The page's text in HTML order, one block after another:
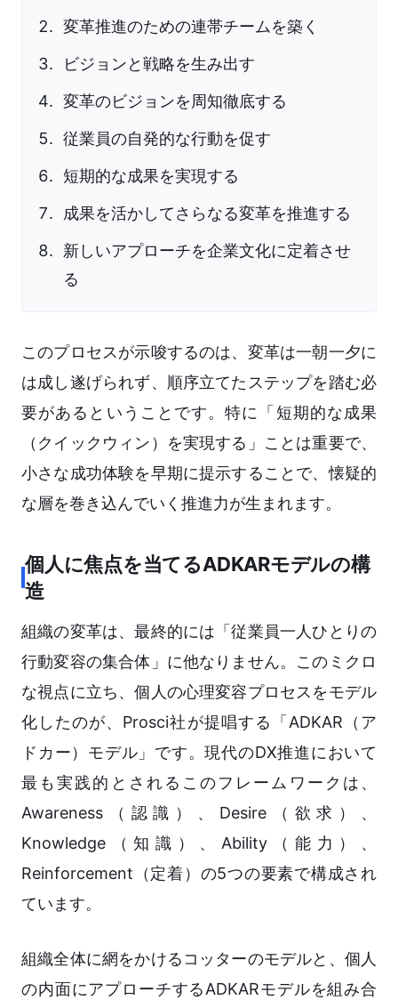
変革推進のための連帯チームを築く
ビジョンと戦略を生み出す
変革のビジョンを周知徹底する
従業員の自発的な行動を促す
短期的な成果を実現する
成果を活かしてさらなる変革を推進する
新しいアプローチを企業文化に定着させ
る
このプロセスが示唆するのは、変革は一朝一夕に
は成し遂げられず、順序立てたステップを踏む必
要があるということです。特に「短期的な成果
（クイックウィン）を実現する」ことは重要で、
小さな成功体験を早期に提示することで、懐疑的
な層を巻き込んでいく推進力が生まれます。
個人に焦点を当てるADKARモデルの構
造
組織の変革は、最終的には「従業員一人ひとりの
行動変容の集合体」に他なりません。このミクロ
な視点に立ち、個人の心理変容プロセスをモデル
化したのが、Prosci社が提唱する「ADKAR（ア
ドカー）モデル」です。現代のDX推進において
最も実践的とされるこのフレームワークは、
Awareness（認識）、Desire（欲求）、
Knowledge（知識）、Ability（能力）、
Reinforcement（定着）の5つの要素で構成され
ています。
組織全体に網をかけるコッターのモデルと、個人
の内面にアプローチするADKARモデルを組み合